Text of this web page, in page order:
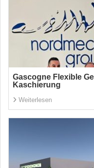
Gascogne Flexible
Kaschierung
Weiterlesen